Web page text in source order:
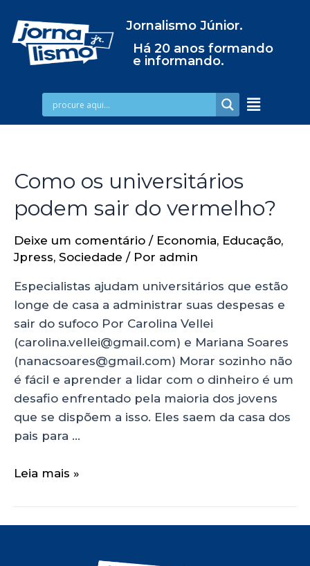
Jornalismo Júnior.
Há 20 anos formando
e informando.
Como os universitários
podem sair do vermelho?
Deixe um comentário / Economia, Educação,
Jpress, Sociedade / Por admin
Especialistas ajudam universitários que estão
longe de casa a administrar suas despesas e
sair do sufoco Por Carolina Vellei
(carolina.vellei@gmail.com) e Mariana Soares
(nanacsoares@gmail.com) Morar sozinho não
é fácil e aprender a lidar com o dinheiro é um
desafio enfrentado pela maioria dos jovens
que se dispõem a isso. Eles saem da casa dos
pais para …
Leia mais »